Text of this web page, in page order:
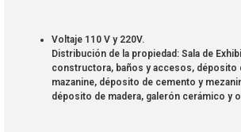
Voltaje 110 V y 220V.
Distribución de la propiedad: Sala de
constructora, baños y accesos, déposito
mazanine, déposito de cemento y
déposito de madera, galerón cerámico y